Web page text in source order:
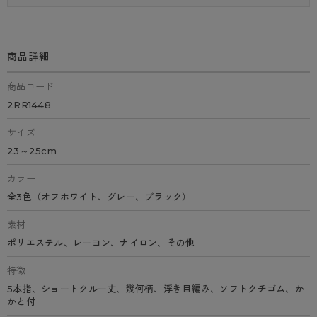
商品詳細
商品コード
2RR1448
サイズ
23～25cm
カラー
全3色（オフホワイト、グレー、ブラック）
素材
ポリエステル、レーヨン、ナイロン、その他
特徴
5本指、ショートクルー丈、幾何柄、浮き目編み、ソフトクチゴム、か
かと付